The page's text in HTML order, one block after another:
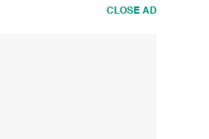
CLOSE AD